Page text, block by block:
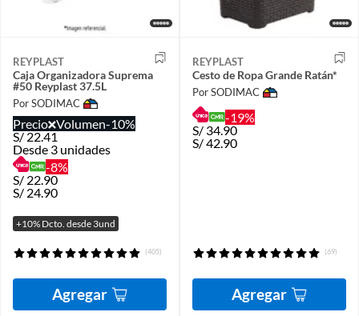
REYPLAST
Caja Organizadora Suprema
#50 Reyplast 37.5L
Por SODIMAC
Precio Volumen-10%
S/22.41
Desde 3 unidades
-8%
S/ 22.90
S/ 24.90
+10% Dcto. desde 3und
(405)
Agregar
REYPLAST
Cesto de Ropa Grande Ratán*
Por SODIMAC
-19%
S/ 34.90
S/42.90
(69)
Agregar